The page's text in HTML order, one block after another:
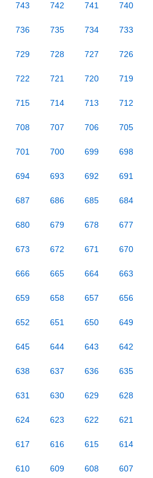
743 742 741 740
736 735 734 733
729 728 727 726
722 721 720 719
715 714 713 712
708 707 706 705
701 700 699 698
694 693 692 691
687 686 685 684
680 679 678 677
673 672 671 670
666 665 664 663
659 658 657 656
652 651 650 649
645 644 643 642
638 637 636 635
631 630 629 628
624 623 622 621
617 616 615 614
610 609 608 607